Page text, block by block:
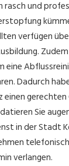
rasch und
verfügen
Dadurch
einen
Sie
in der Stadt
verlangen.